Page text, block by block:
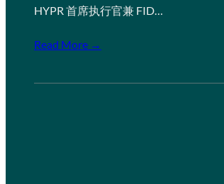
HYPR 首席执行官兼 FID…
Read More →